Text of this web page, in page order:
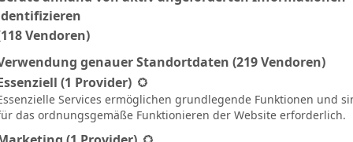
S
1:2
N 1:0
9`
N 3:1
10`
Vendoren)
genauer Standortdaten (219 Vendoren)
eine Liste der Service-Gruppen, für die eine Einwilligung
(1 Provider)
Services ermöglichen grundlegende Funktionen und
das ordnungsgemäße Funktionieren der Website erforderlich.